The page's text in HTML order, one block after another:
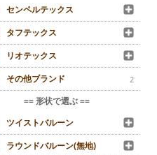
センペルテックス
タフテックス
リオテックス
その他ブランド
2
== 形状で選ぶ ==
ツイストバルーン
ラウンドバルーン(無地)